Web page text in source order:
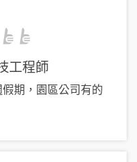
工程師
期，園區公司有的